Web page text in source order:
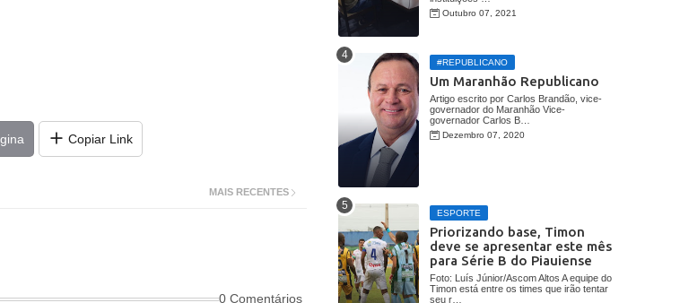
Copiar Link
MAIS RECENTES
0 Comentários
Outubro 07, 2021
#REPUBLICANO
Um Maranhão Republicano
Artigo escrito por Carlos Brandão, vice-
governador do Maranhão Vice-
governador Carlos B…
Dezembro 07, 2020
ESPORTE
Priorizando base, Timon
deve se apresentar este mês
para Série B do Piauiense
Foto: Luís Júnior/Ascom Altos A equipe do
Timon está entre os times que irão tentar
seu r…